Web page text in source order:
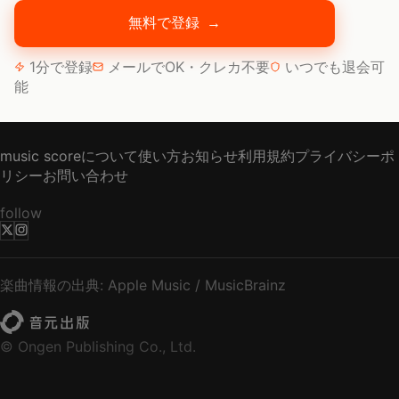
無料で登録 →
1分で登録 メールでOK・クレカ不要
いつでも退会可
能
music scoreについて使い方お知らせ利用規約プライバシーポ
リシーお問い合わせ
follow
楽曲情報の出典: Apple Music / MusicBrainz
© Ongen Publishing Co., Ltd.